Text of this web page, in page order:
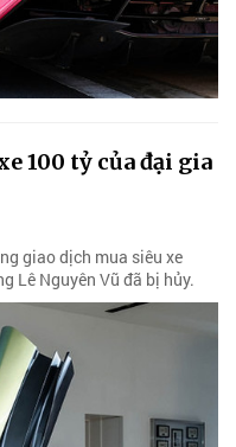
100 tỷ của đại gia
giao dịch mua siêu xe
Lê Nguyên Vũ đã bị hủy.